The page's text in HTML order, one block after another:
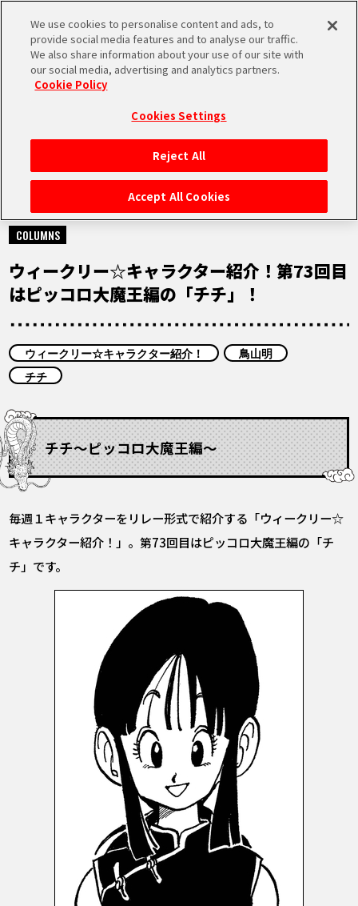
MEN
HOME
NEWS
RANKING
MOVIE
COLUMNS
ABOUT
LANGUAGE
JP
EN FR DE ES
NEWS
2022.09.27
COLUMNS
ウィークリー☆キャラクター紹介！第73回目
はピッコロ大魔王編の「チチ」！
ウィークリー☆キャラクター紹介！
鳥山明
チチ
チチ〜ピッコロ大魔王編〜
毎週１キャラクターをリレー形式で紹介する「ウィークリー☆
キャラクター紹介！」。第73回目はピッコロ大魔王編の「チ
チ」です。
We use cookies to personalise content and ads, to
provide social media features and to analyse our traffic.
We also share information about your use of our site with
our social media, advertising and analytics partners.
Cookie Policy
Cookies Settings
Reject All
Accept All Cookies